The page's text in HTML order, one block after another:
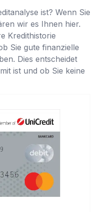
ist? Wenn Sie
wir es Ihnen hier.
Kredithistorie
Sie gute finanzielle
Dies entscheidet
ist und ob Sie keine